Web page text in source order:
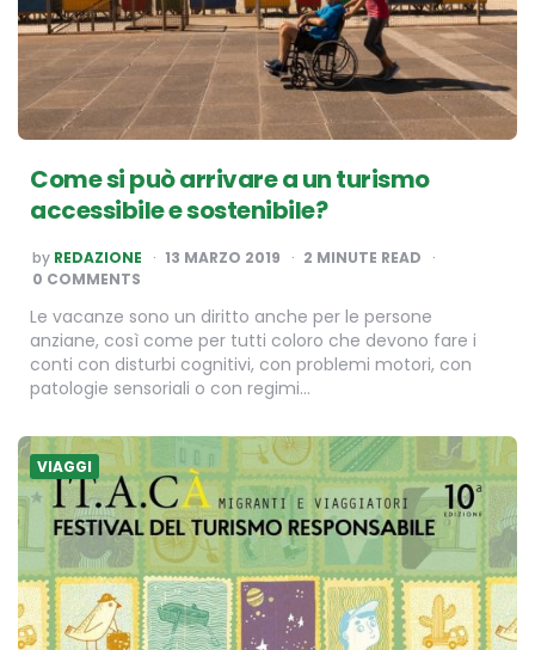
Come si può arrivare a un turismo
accessibile e sostenibile?
POSTED
BY
by REDAZIONE 13 MARZO 2019 2 MINUTE READ
0 COMMENTS
Le vacanze sono un diritto anche per le persone
anziane, così come per tutti coloro che devono fare i
conti con disturbi cognitivi, con problemi motori, con
patologie sensoriali o con regimi…
VIAGGI